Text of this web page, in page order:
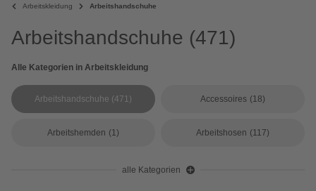
Arbeitskleidung Arbeitshandschuhe
Arbeitshandschuhe (471)
Alle Kategorien in Arbeitskleidung
Arbeitshandschuhe (471) Accessoires (18)
Arbeitshemden (1) Arbeitshosen (117)
alle Kategorien